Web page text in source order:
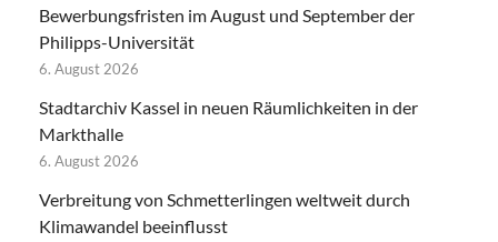
Bewerbungsfristen im August und September der
Philipps-Universität
6. August 2026
Stadtarchiv Kassel in neuen Räumlichkeiten in der
Markthalle
6. August 2026
Verbreitung von Schmetterlingen weltweit durch
Klimawandel beeinflusst